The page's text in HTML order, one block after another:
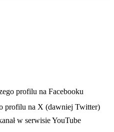
karcie
profilu na Facebooku
profilu na X (dawniej Twitter)
karcie
w serwisie YouTube